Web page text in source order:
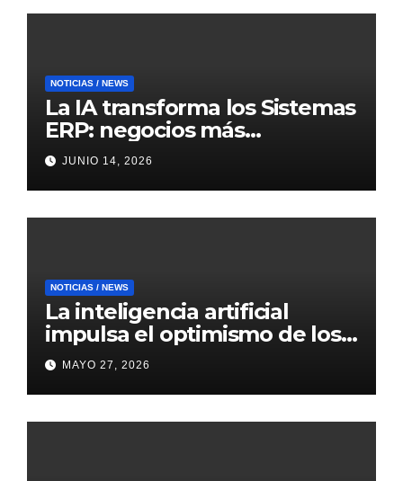
NOTICIAS / NEWS
La IA transforma los Sistemas
ERP: negocios más
inteligentes, predictivos y
eficientes
JUNIO 14, 2026
NOTICIAS / NEWS
La inteligencia artificial
impulsa el optimismo de los
mercados internacionales
MAYO 27, 2026